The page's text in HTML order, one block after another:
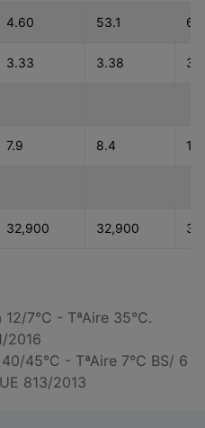
4.60 53.1
3.33 3.38
7.9 8.4
32,900 32,900
7°C - TªAire 35°C.
2016
45°C - TªAire 7°C BS/ 6
813/2013